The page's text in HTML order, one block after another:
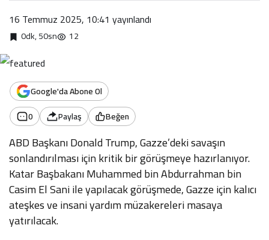
16 Temmuz 2025, 10:41 yayınlandı
0dk, 50sn 12
Google'da Abone Ol
0
Paylaş Beğen
ABD Başkanı Donald Trump, Gazze’deki savaşın
sonlandırılması için kritik bir görüşmeye hazırlanıyor.
Katar Başbakanı Muhammed bin Abdurrahman bin
Casim El Sani ile yapılacak görüşmede, Gazze için kalıcı
ateşkes ve insani yardım müzakereleri masaya
yatırılacak.